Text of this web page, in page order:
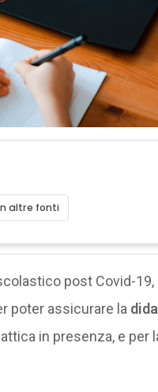
altre fonti
post Covid-
poter assicurare la
in presenza, e per